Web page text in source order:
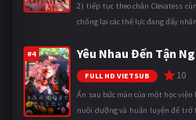
2) tiếp tục theo chân Clevatess
chống lại các thế lực đang đẩy
#4 Yêu Nhau Đến Tận
FULL HD VIETSUB 10
Ẩn sau bức màn của một học
nuôi dưỡng và huấn luyện để trở